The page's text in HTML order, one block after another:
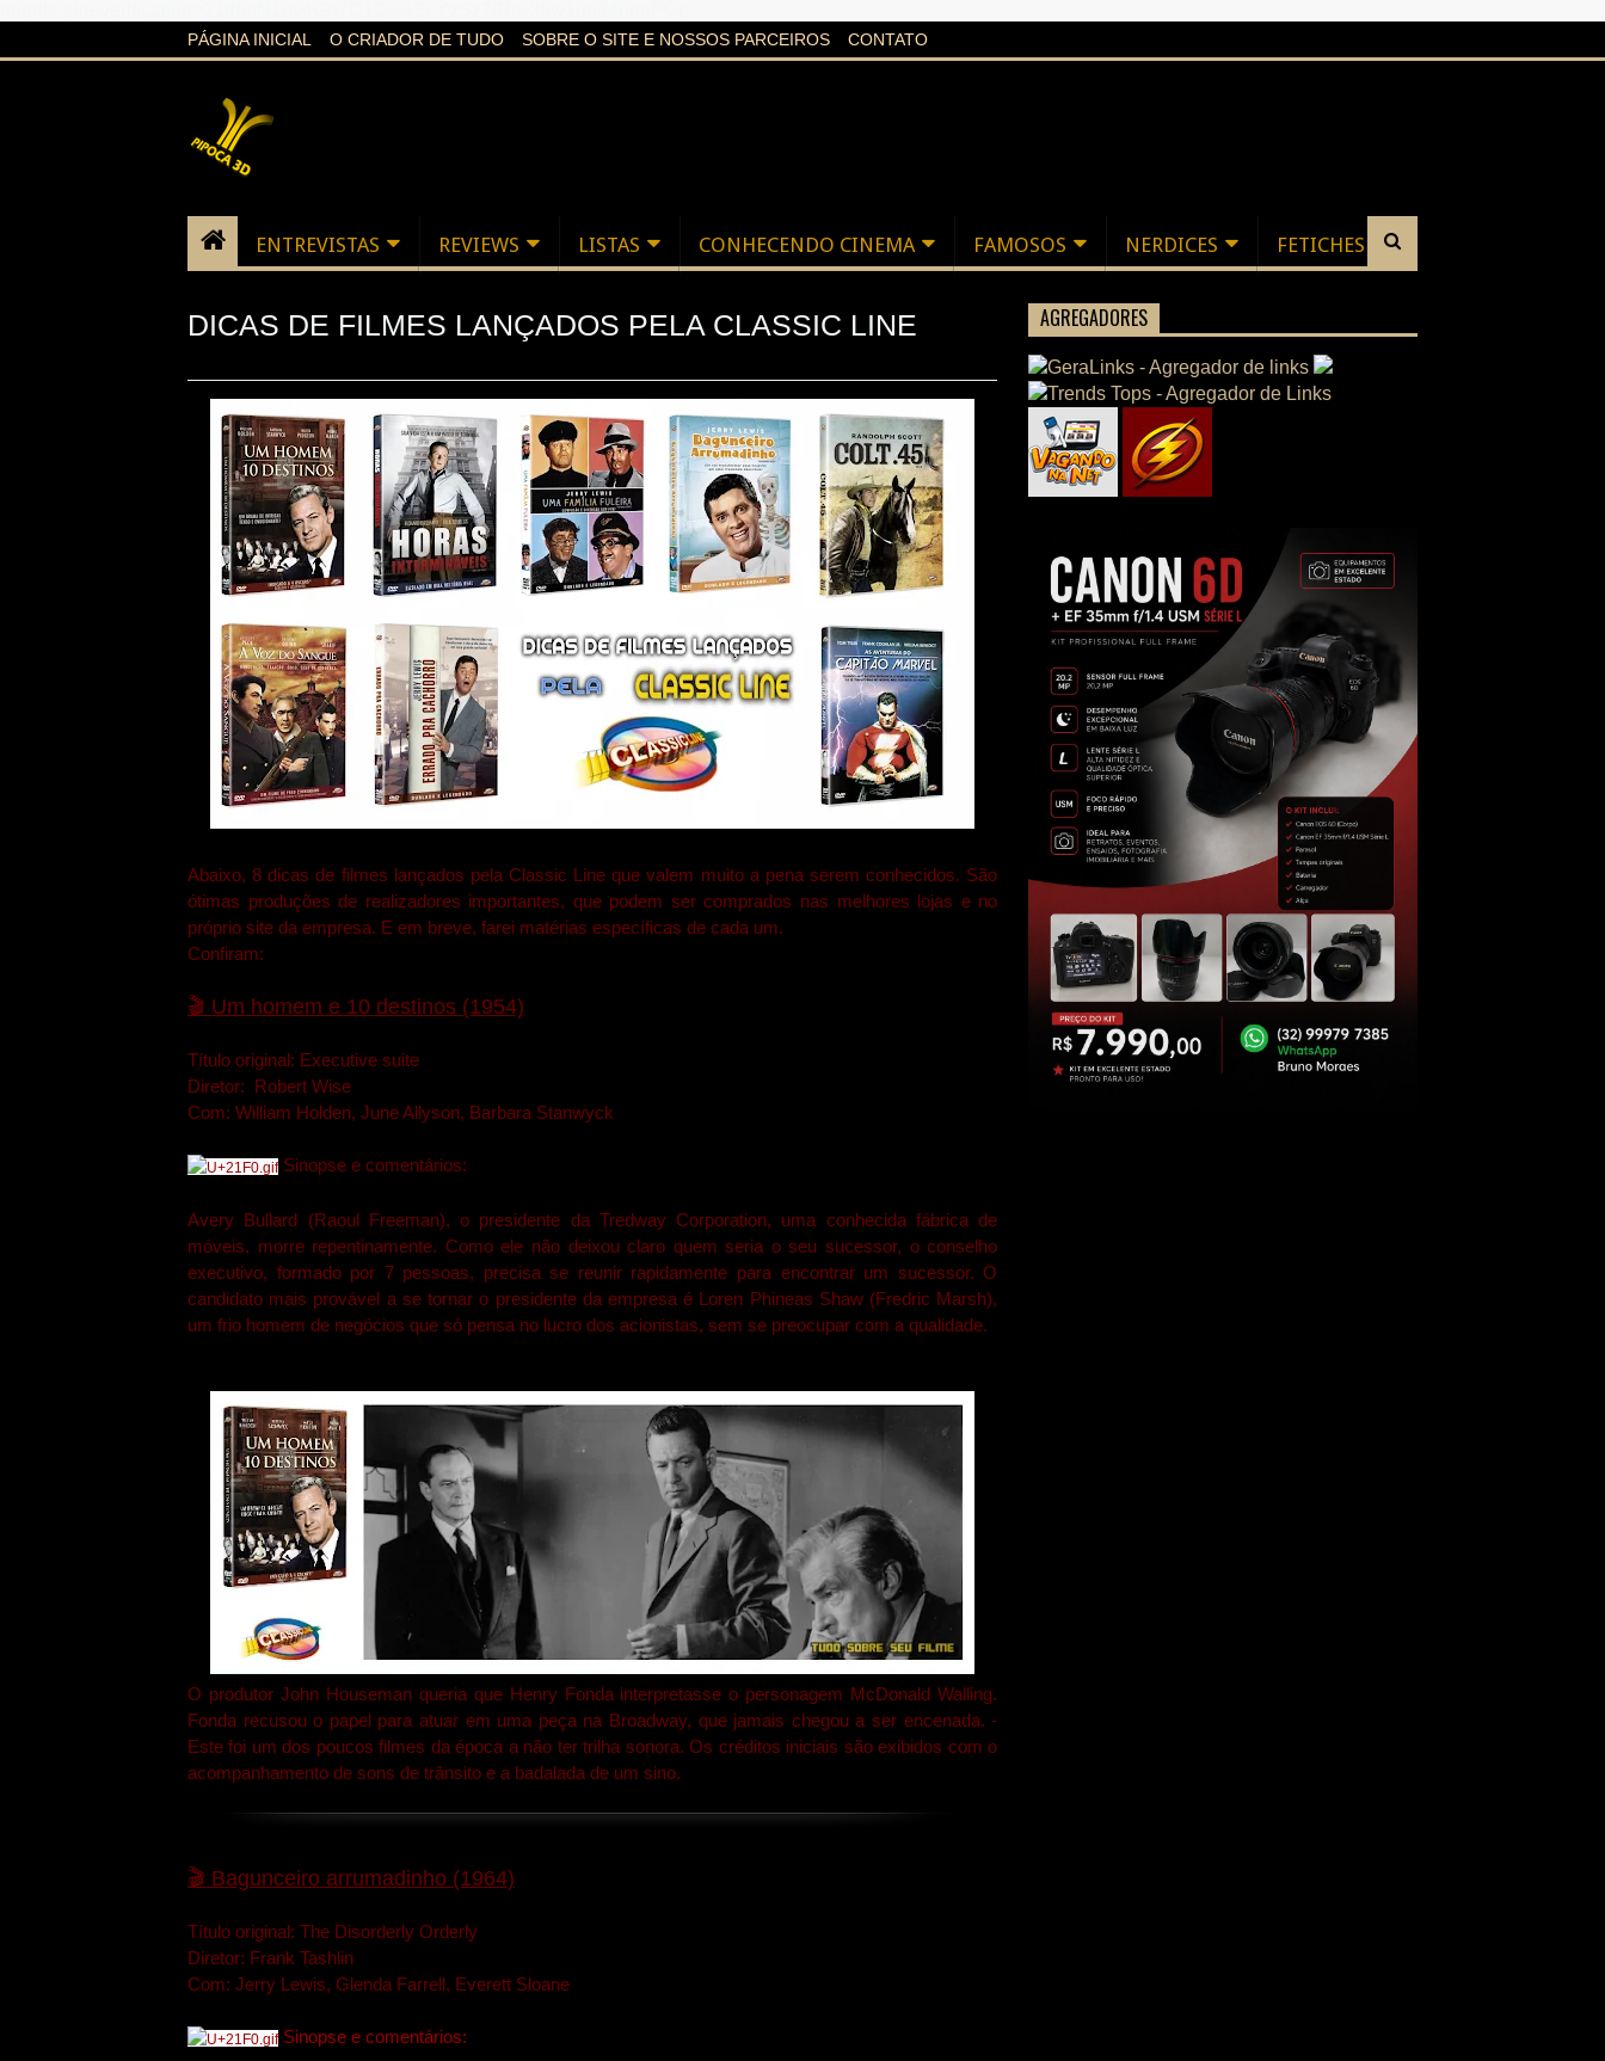
PÁGINA INICIAL O CRIADOR DE TUDO SOBRE O SITE E NOSSOS PARCEIROS CONTATO
ENTREVISTAS REVIEWS LISTAS CONHECENDO CINEMA FAMOSOS NERDICES FETICHES
DICAS DE FILMES LANÇADOS PELA CLASSIC LINE
Abaixo, 8 dicas de filmes lançados pela Classic Line que valem muito a pena serem conhecidos. São
ótimas produções de realizadores importantes, que podem ser comprados nas melhores lojas e no
próprio site da empresa. E em breve, farei matérias específicas de cada um.
Confiram:
🎬 Um homem e 10 destinos (1954)
Título original: Executive suite
Diretor: Robert Wise
Com: William Holden, June Allyson, Barbara Stanwyck
Sinopse e comentários:
Avery Bullard (Raoul Freeman), o presidente da Tredway Corporation, uma conhecida fábrica de
móveis, morre repentinamente. Como ele não deixou claro quem seria o seu sucessor, o conselho
executivo, formado por 7 pessoas, precisa se reunir rapidamente para encontrar um sucessor. O
candidato mais provável a se tornar o presidente da empresa é Loren Phineas Shaw (Fredric Marsh),
um frio homem de negócios que só pensa no lucro dos acionistas, sem se preocupar com a qualidade.
O produtor John Houseman queria que Henry Fonda interpretasse o personagem McDonald Walling.
Fonda recusou o papel para atuar em uma peça na Broadway, que jamais chegou a ser encenada. -
Este foi um dos poucos filmes da época a não ter trilha sonora. Os créditos iniciais são exibidos com o
acompanhamento de sons de trânsito e a badalada de um sino.
🎬 Bagunceiro arrumadinho (1964)
Título original: The Disorderly Orderly
Diretor: Frank Tashlin
Com: Jerry Lewis, Glenda Farrell, Everett Sloane
Sinopse e comentários:
AGREGADORES